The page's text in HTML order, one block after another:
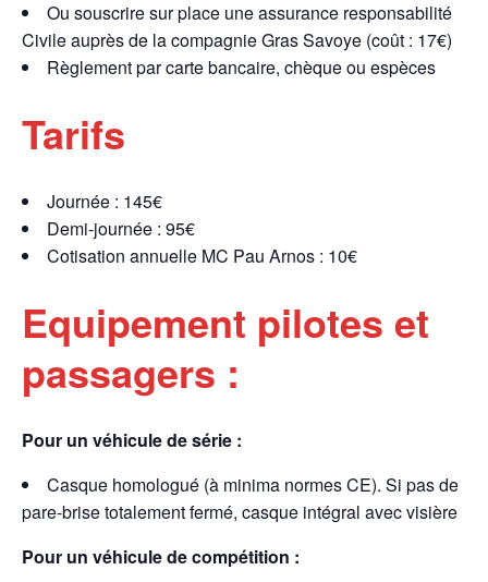
Ou souscrire sur place une assurance responsabilité
Civile auprès de la compagnie Gras Savoye (coût : 17€)
Règlement par carte bancaire, chèque ou espèces
Tarifs
Journée : 145€
Demi-journée : 95€
Cotisation annuelle MC Pau Arnos : 10€
Equipement pilotes et
passagers :
Pour un véhicule de série :
Casque homologué (à minima normes CE). Si pas de
pare-brise totalement fermé, casque intégral avec visière
Pour un véhicule de compétition :